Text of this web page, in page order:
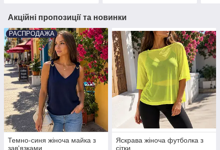
Акційні пропозиції та новинки
РАСПРОДАЖА
Темно-синя жіноча майка з
зав'язками
Яскрава жіноча футболка з
сітки